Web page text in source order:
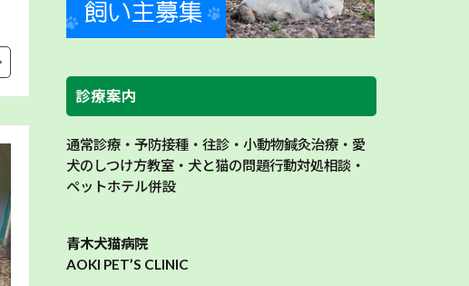
診療案内
通常診療・予防接種・往診・小動物鍼灸治療・愛
犬のしつけ方教室・犬と猫の問題行動対処相談・
ペットホテル併設
青木犬猫病院
AOKI PET’S CLINIC